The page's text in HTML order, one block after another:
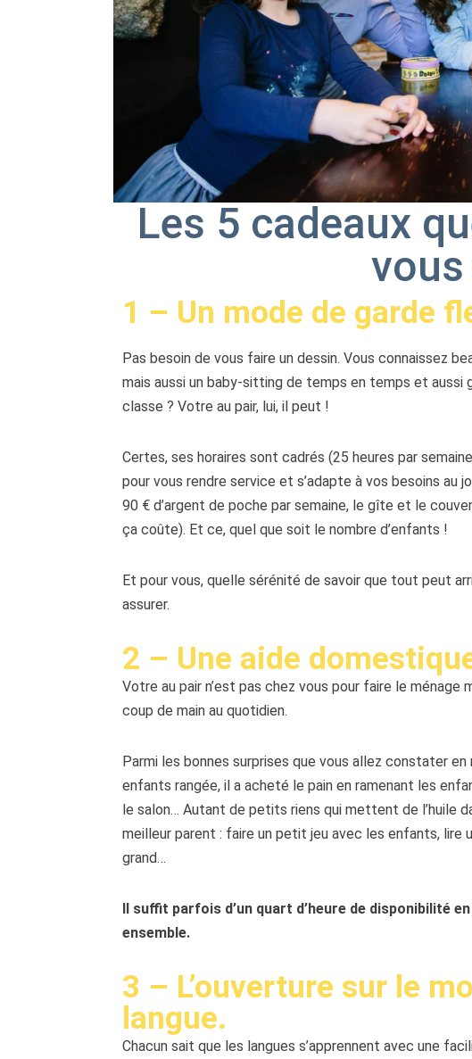
Les 5 cadeaux
1 – Un mode de garde
Pas besoin de vous faire un dessin. Vous connaissez
mais aussi un baby-sitting de temps en temps et
classe ? Votre au pair, lui, il peut !
Certes, ses horaires sont cadrés (25 heures par
pour vous rendre service et s’adapte à vos besoins au
90 € d’argent de poche par semaine, le gîte et le
ça coûte). Et ce, quel que soit le nombre d’enfants !
Et pour vous, quelle sérénité de savoir que tout peut
assurer.
2 – Une aide
Votre au pair n’est pas chez vous pour faire le
coup de main au quotidien.
Parmi les bonnes surprises que vous allez constater
enfants rangée, il a acheté le pain en ramenant les
le salon… Autant de petits riens qui mettent de l’huile
meilleur parent : faire un petit jeu avec les enfants, lire
grand…
Il suffit parfois d’un quart d’heure de disponibilité
ensemble.
3 – L’ouverture sur le
langue.
Chacun sait que les langues s’apprennent avec une